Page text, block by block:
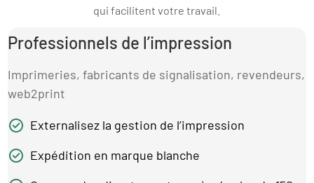
qui facilitent votre travail.
Professionnels de l’impression
Imprimeries, fabricants de signalisation, revendeurs,
web2print
Externalisez la gestion de l’impression
Expédition en marque blanche